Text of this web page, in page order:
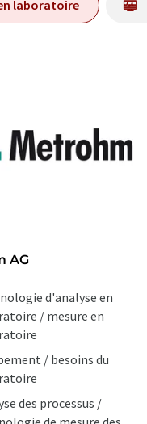
laboratoire
AG
d'analyse en
/ mesure en
/ besoins du
des processus /